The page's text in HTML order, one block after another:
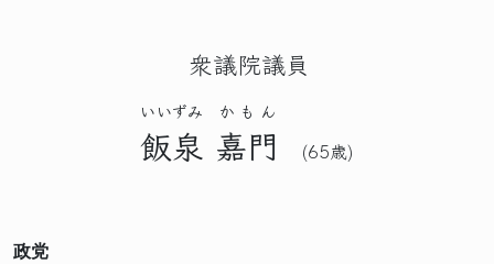
衆議院議員
飯泉
いいずみ
嘉門
かもん
(65歳)
政党